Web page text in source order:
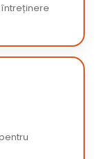
întreținere